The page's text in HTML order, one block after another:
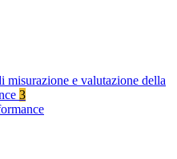
misurazione e valutazione della
3